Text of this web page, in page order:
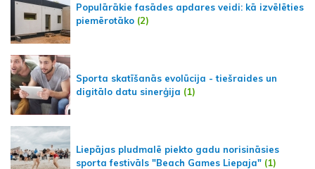
Populārākie fasādes apdares veidi: kā izvēlēties
piemērotāko (2)
Sporta skatīšanās evolūcija - tiešraides un
digitālo datu sinerģija (1)
Liepājas pludmalē piekto gadu norisināsies
sporta festivāls "Beach Games Liepaja" (1)